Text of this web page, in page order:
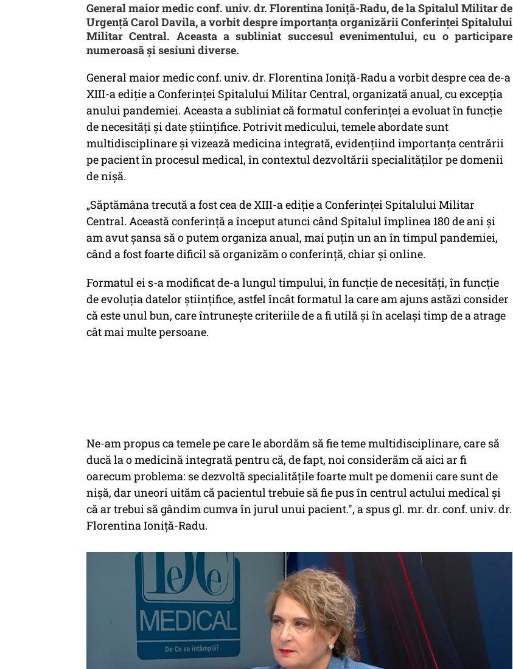
General maior medic conf. univ. dr. Florentina Ioniță-Radu, de la Spitalul Militar de
Urgență Carol Davila, a vorbit despre importanța organizării Conferinței Spitalului
Militar Central. Aceasta a subliniat succesul evenimentului, cu o participare
numeroasă și sesiuni diverse.
General maior medic conf. univ. dr. Florentina Ioniță-Radu a vorbit despre cea de-a
XIII-a ediție a Conferinței Spitalului Militar Central, organizată anual, cu excepția
anului pandemiei. Aceasta a subliniat că formatul conferinței a evoluat în funcție
de necesități și date științifice. Potrivit medicului, temele abordate sunt
multidisciplinare și vizează medicina integrată, evidențiind importanța centrării
pe pacient în procesul medical, în contextul dezvoltării specialităților pe domenii
de nișă.
„Săptămâna trecută a fost cea de XIII-a ediție a Conferinței Spitalului Militar
Central. Această conferință a început atunci când Spitalul împlinea 180 de ani și
am avut șansa să o putem organiza anual, mai puțin un an în timpul pandemiei,
când a fost foarte dificil să organizăm o conferință, chiar și online.
Formatul ei s-a modificat de-a lungul timpului, în funcție de necesități, în funcție
de evoluția datelor științifice, astfel încât formatul la care am ajuns astăzi consider
că este unul bun, care întrunește criteriile de a fi utilă și în același timp de a atrage
cât mai multe persoane.
Ne-am propus ca temele pe care le abordăm să fie teme multidisciplinare, care să
ducă la o medicină integrată pentru că, de fapt, noi considerăm că aici ar fi
oarecum problema: se dezvoltă specialitățile foarte mult pe domenii care sunt de
nișă, dar uneori uităm că pacientul trebuie să fie pus în centrul actului medical și
că ar trebui să gândim cumva în jurul unui pacient.", a spus gl. mr. dr. conf. univ. dr.
Florentina Ioniță-Radu.